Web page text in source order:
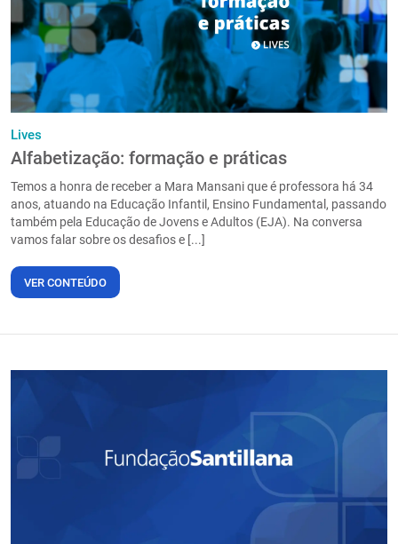
Lives
Alfabetização: formação e práticas
Temos a honra de receber a Mara Mansani que é professora há 34
anos, atuando na Educação Infantil, Ensino Fundamental, passando
também pela Educação de Jovens e Adultos (EJA). Na conversa
vamos falar sobre os desafios e [...]
VER CONTEÚDO